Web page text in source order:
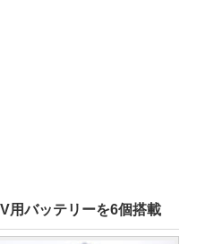
用バッテリーを6個搭載